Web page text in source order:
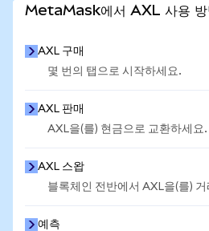
MetaMask에서 AXL 사용 방
AXL 구매
몇 번의 탭으로 시작하세요.
AXL 판매
AXL을(를) 현금으로 교환하세요.
AXL 스왑
블록체인 전반에서 AXL을(를)
예측